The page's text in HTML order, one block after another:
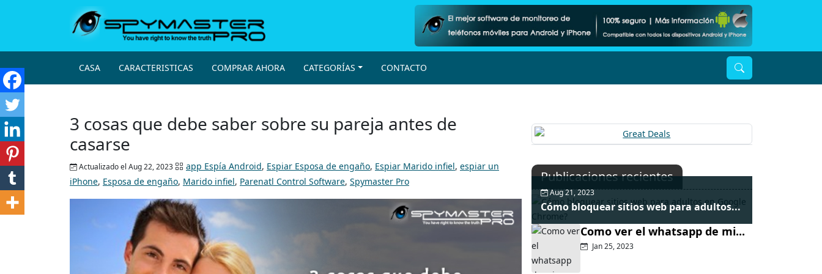
CASA CARACTERISTICAS COMPRAR AHORA CATEGORÍAS CONTACTO
3 cosas que debe saber sobre su pareja antes de
casarse
Actualizado el Aug 22, 2023 app Espía Android, Espiar Esposa de engaño, Espiar Marido infiel, espiar un
iPhone, Esposa de engaño, Marido infiel, Parenatl Control Software, Spymaster Pro Publicaciones recientes
Aug 21, 2023
Cómo bloquear sitios web para adultos...
Como ver el whatsapp de mi...
Jan 25, 2023